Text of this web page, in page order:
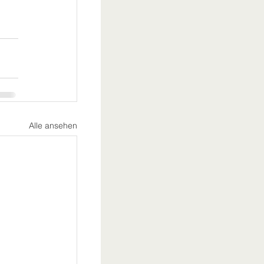
Alle ansehen